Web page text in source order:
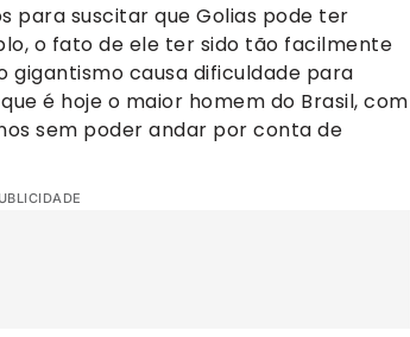
para suscitar que Golias pode ter
o fato de ele ter sido tão facilmente
gigantismo causa dificuldade para
é hoje o maior homem do Brasil, com
sem poder andar por conta de